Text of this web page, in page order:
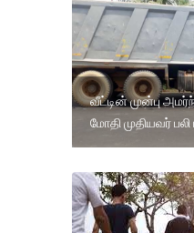
வீட்டின் முன்பு
மோதி முதியவர் பலி